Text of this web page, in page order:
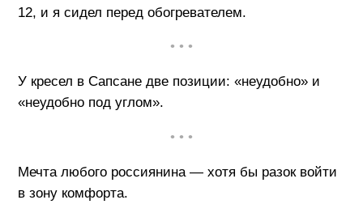
12, и я сидел перед обогревателем.
• • •
У кресел в Сапсане две позиции: «неудобно» и
«неудобно под углом».
• • •
Мечта любого россиянина — хотя бы разок войти
в зону комфорта.